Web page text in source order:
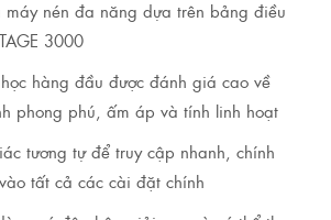
máy nén đa năng dựa trên bảng điều
3000
hàng đầu được đánh giá cao về
phong phú, ấm áp và tính linh hoạt
tương tự để truy cập nhanh, chính
tất cả các cài đặt chính